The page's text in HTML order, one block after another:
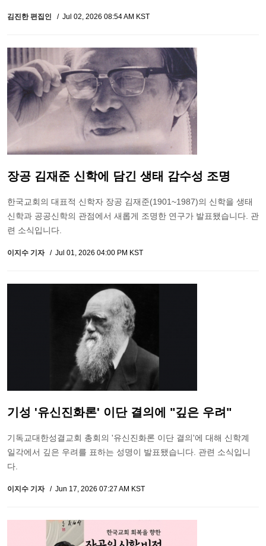
김진한 편집인 Jul 02, 2026 08:54 AM KST
장공 김재준 신학에 담긴 생태 감수성 조명
한국교회의 대표적 신학자 장공 김재준(1901~1987)의 신학을 생태
신학과 공공신학의 관점에서 새롭게 조명한 연구가 발표됐습니다. 관
련 소식입니다.
이지수 기자 Jul 01, 2026 04:00 PM KST
기성 '유신진화론' 이단 결의에 "깊은 우려"
기독교대한성결교회 총회의 '유신진화론 이단 결의'에 대해 신학계
일각에서 깊은 우려를 표하는 성명이 발표됐습니다. 관련 소식입니
다.
이지수 기자 Jun 17, 2026 07:27 AM KST